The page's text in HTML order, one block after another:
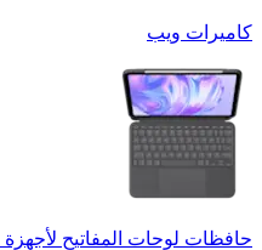
كاميرات ويب
حافظات لوحات المفاتيح لأجهزة ‏iPad